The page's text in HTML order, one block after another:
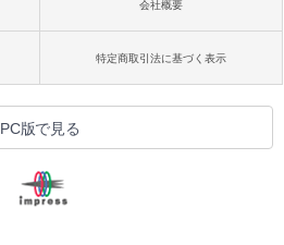
会社概要
特定商取引法に基づく表示
PC版で見る